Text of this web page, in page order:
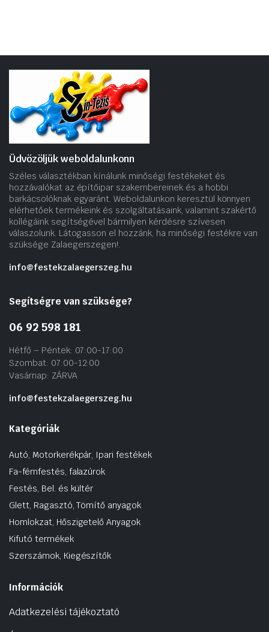
Üdvözöljük weboldalunkonn
Széles választékban kínálunk minőségi festékeket és
hozzávalókat az építőipar szakembereinek és a hobbi
barkácsolóknak egyaránt. Weboldalunkon keresztül könnyen
elérhetőek termékeink és szolgáltatásaink, valamint szakértő
kollégáink segítségével bármilyen kérdésre szívesen
válaszolunk. Látogasson el hozzánk, ha minőségi festékre van
szüksége Zalaegerszegen!.
info@festekzalaegerszeg.hu
Segítségre van szüksége?
06 92 598 181
Hétfő – Péntek: 07:00-17:00
Szombat: 07:00-12:00
Vasárnap: ZÁRVA
info@festekzalaegerszeg.hu
Kategóriák
Autó, Motorkerékpár, Ipari festékek
Fa-fémfestés, falazúrok
Festés, Bel. és kültér
Glett, Ragasztó, Tömítő anyagok
Homlokzat, Hőszigetelő Anyagok
Kifutó termékek
Szerszámok, Kiegészítők
Információk
Adatkezelési tájékoztató